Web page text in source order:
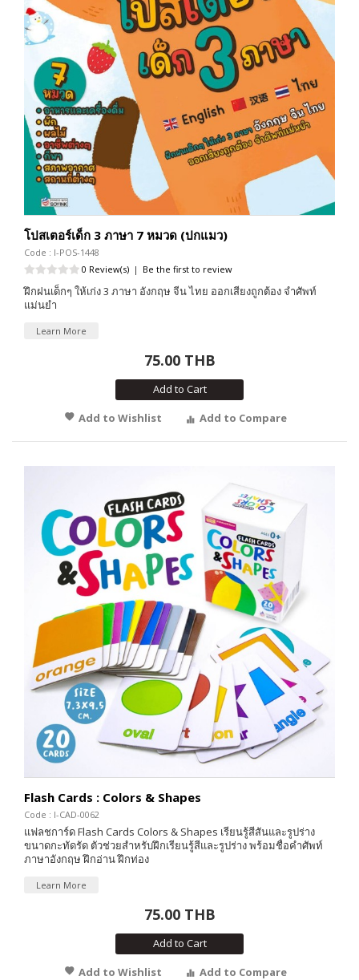
โปสเตอร์เด็ก 3 ภาษา 7 หมวด (ปกแมว)
Code : I-POS-1448
0 Review(s) | Be the first to review
ฝึกฝนเด็กๆ ให้เก่ง 3 ภาษา อังกฤษ จีน ไทย ออกเสียงถูกต้อง จำศัพท์
แม่นยำ
Learn More
75.00 THB
Add to Cart
Add to Wishlist
Add to Compare
Flash Cards : Colors & Shapes
Code : I-CAD-0062
แฟลชการ์ด Flash Cards Colors & Shapes เรียนรู้สีสันและรูปร่าง
ขนาดกะทัดรัด ตัวช่วยสำหรับฝึกเรียนรู้สีและรูปร่าง พร้อมชื่อคำศัพท์
ภาษาอังกฤษ ฝึกอ่าน ฝึกท่อง
Learn More
75.00 THB
Add to Cart
Add to Wishlist
Add to Compare